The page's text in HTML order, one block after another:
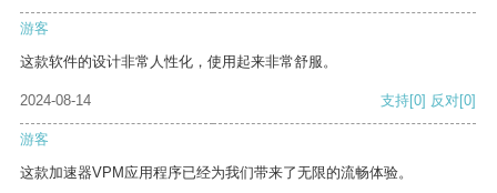
游客
这款软件的设计非常人性化，使用起来非常舒服。
2024-08-14 支持[0] 反对[0]
游客
这款加速器VPM应用程序已经为我们带来了无限的流畅体验。